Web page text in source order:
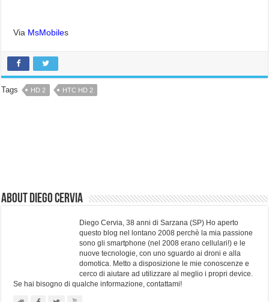
Via MsMobiles
Tags HD 2 HTC HD 2
About Diego Cervia
Diego Cervia, 38 anni di Sarzana (SP) Ho aperto
questo blog nel lontano 2008 perchè la mia passione
sono gli smartphone (nel 2008 erano cellulari!) e le
nuove tecnologie, con uno sguardo ai droni e alla
domotica. Metto a disposizione le mie conoscenze e
cerco di aiutare ad utilizzare al meglio i propri device.
Se hai bisogno di qualche informazione, contattami!